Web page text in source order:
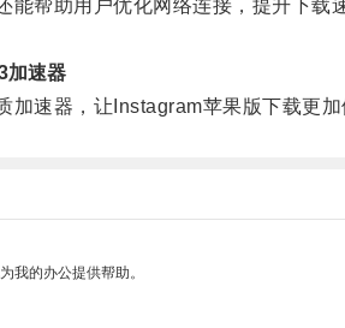
帮助用户优化网络连接，提升下载
加速器
速器，让Instagram苹果版下载更加
我的办公提供帮助。